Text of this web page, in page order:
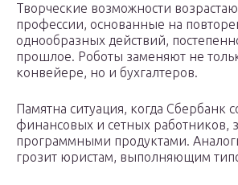
Творческие возможности
профессии, основанные на
однообразных действий,
прошлое. Роботы заменяют не
конвейере, но и бухгалтеров.
Памятна ситуация, когда Сбербанк
финансовых и сетных работников,
программными продуктами.
грозит юристам, выполняющим